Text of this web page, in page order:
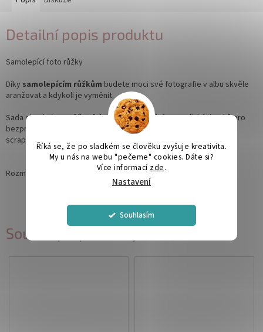
Říká se, že po sladkém se člověku zvyšuje kreativita.
My u nás na webu "pečeme" cookies. Dáte si?
Více informací zde.
Nastavení
Souhlasím
Související produkty
Detailní popis produktu
Samolepící foto růžky
Díky samolepícím růžkům budete moci své fotografie v albu skvěle
aranžovat a kdykoli je vyměnit.
Sada obsahuje24 růžových, nalepovacíchfotografických rohů pro
bezproblémové připevnění vašich fotografií ve fotoalbu nebo
scrapbooku.
Rozměry foto růžku: 1,2 x 1,2 cm